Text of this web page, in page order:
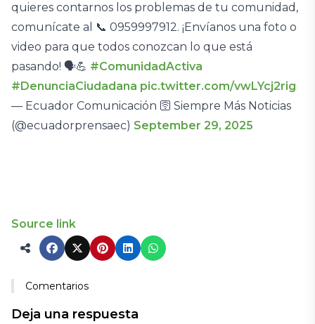
quieres contarnos los problemas de tu comunidad,
comunícate al 📞 0959997912. ¡Envíanos una foto o
video para que todos conozcan lo que está
pasando! 🗣️💪 #ComunidadActiva
#DenunciaCiudadana pic.twitter.com/vwLYcj2rig
— Ecuador Comunicación 🛜 Siempre Más Noticias
(@ecuadorprensaec) September 29, 2025
Source link
Comentarios
Deja una respuesta